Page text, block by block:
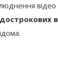
відео
дострокових